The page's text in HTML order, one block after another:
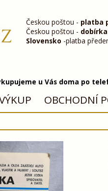
Českou poštou - platba
Českou poštou - dobírka
Slovensko -platba
u Vás doma po
OBCHODNÍ